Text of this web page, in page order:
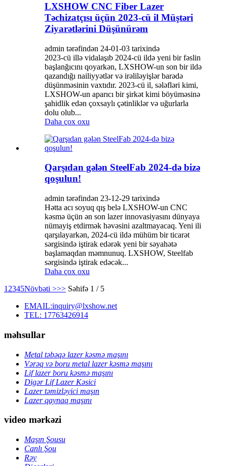
LXSHOW CNC Fiber Lazer
Təchizatçısı üçün 2023-cü il Müştəri
Ziyarətlərini Düşünürəm
admin tərəfindən 24-01-03 tarixində
2023-cü illə vidalaşıb 2024-cü ildə yeni bir fəslin
başlanğıcını qoyarkən, LXSHOW-un son bir ildə
qazandığı nailiyyətlər və irəliləyişlər barədə
düşünməsinin vaxtıdır. 2023-cü il, sələfləri kimi,
LXSHOW-un aparıcı bir şirkət kimi böyüməsinə
şahidlik edən çoxsaylı çətinliklər və uğurlarla
dolu olub...
Daha çox oxu
Qarşıdan gələn SteelFab 2024-də bizə
qoşulun!
admin tərəfindən 23-12-29 tarixində
Hətta acı soyuq qış belə LXSHOW-un CNC
kəsmə üçün ən son lazer innovasiyasını dünyaya
nümayiş etdirmək həvəsini azaltmayacaq. Yeni ili
qarşılayarkən, 2024-cü ildə mühüm bir ticarət
sərgisində iştirak edərək yeni bir səyahətə
başlamaqdan məmnunuq. LXSHOW, Steelfab
sərgisində iştirak edəcək...
Daha çox oxu
1 2345Növbəti >>> Səhifə 1 / 5
EMAIL:inquiry@lxshow.net
TEL: 17763426914
məhsullar
Metal təbəqə lazer kəsmə maşını
Vərəq və boru metal lazer kəsmə maşını
Lif lazer boru kəsmə maşını
Digər Lif Lazer Kəsici
Lazer təmizləyici maşın
Lazer qaynaq maşını
video mərkəzi
Maşın Şousu
Canlı Şou
Rəy